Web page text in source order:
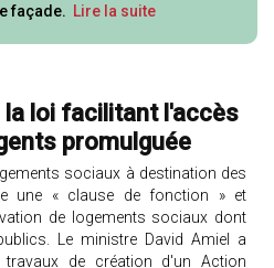
façade. Lire la suite
la loi facilitant l'accès
promulguée
sociaux à destination des
une « clause de fonction » et
de logements sociaux dont
Le ministre David Amiel a
de création d'un Action